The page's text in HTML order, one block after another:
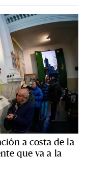
a costa de la
que va a la